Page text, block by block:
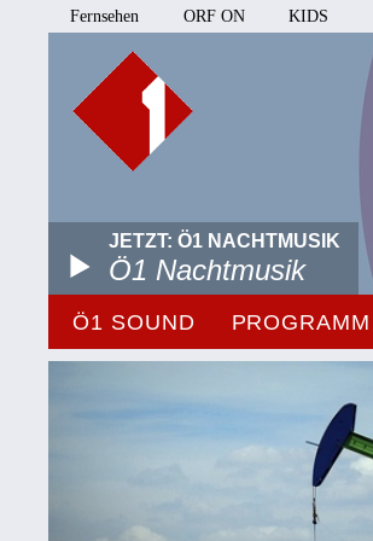
Fernsehen ORF ON KIDS
JETZT: Ö1 NACHTMUSIK
Ö1 Nachtmusik
Ö1 SOUND PROGRAMM